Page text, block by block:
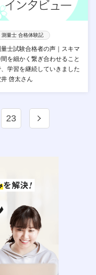
測量士 合格体験記
士試験合格者の声｜スキマ
を細かく繋ぎ合わせること
学習を継続していきました
井 啓太さん
23